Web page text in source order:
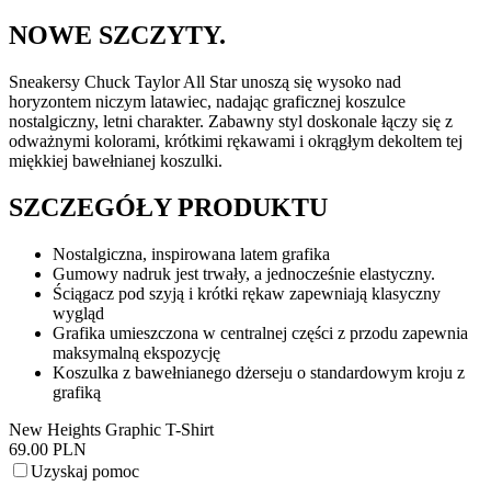
NOWE SZCZYTY.
Sneakersy Chuck Taylor All Star unoszą się wysoko nad
horyzontem niczym latawiec, nadając graficznej koszulce
nostalgiczny, letni charakter. Zabawny styl doskonale łączy się z
odważnymi kolorami, krótkimi rękawami i okrągłym dekoltem tej
miękkiej bawełnianej koszulki.
SZCZEGÓŁY PRODUKTU
Nostalgiczna, inspirowana latem grafika
Gumowy nadruk jest trwały, a jednocześnie elastyczny.
Ściągacz pod szyją i krótki rękaw zapewniają klasyczny
wygląd
Grafika umieszczona w centralnej części z przodu zapewnia
maksymalną ekspozycję
Koszulka z bawełnianego dżerseju o standardowym kroju z
grafiką
New Heights Graphic T-Shirt
69.00 PLN
Uzyskaj pomoc